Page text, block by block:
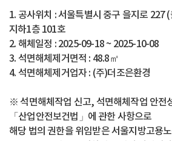
1. 공사위치 : 서울특별시 중구 을지로 227
지하1층 101호
2. 해체일정 : 2025-09-18 ~ 2025-10-08
3. 석면해체제거면적 : 48.8㎡
4. 석면해체제거업자 : (주)더조은환경
※ 석면해체작업 신고, 석면해체작업 안전
「산업안전보건법」에 관한 사항으로
해당 법의 권한을 위임받은 서울지방고용